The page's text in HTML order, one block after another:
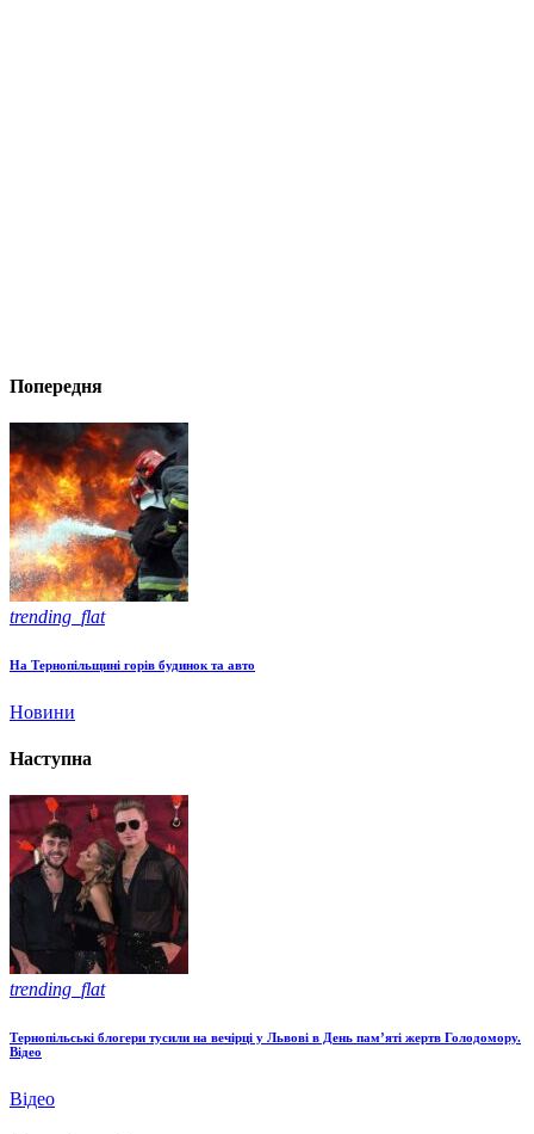
Попередня
trending_flat
На Тернопільщині горів будинок та авто
Новини
Наступна
trending_flat
Тернопільські блогери тусили на вечірці у Львові в День пам’яті жертв Голодомору.
Відео
Відео